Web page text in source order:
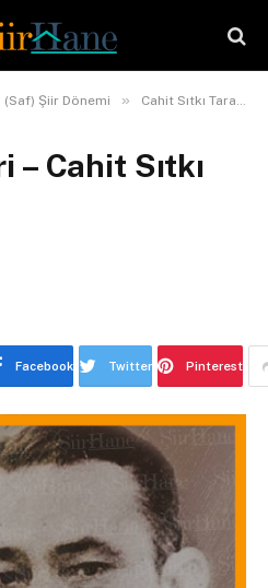
(Saf) Şiir Dönemi » Cahit Sıtkı Tarancı
– Cahit Sıtkı
Facebook Twitter Pinterest